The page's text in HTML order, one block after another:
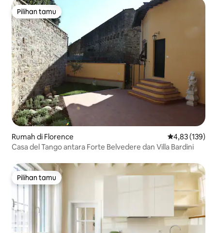
Pilihan tamu
Pilihan tamu
Rumah di Florence Nilai rata-rata
4,83 (139)
Casa del Tango antara Forte Belvedere dan Villa Bardini
Pilihan tamu
Pilihan tamu